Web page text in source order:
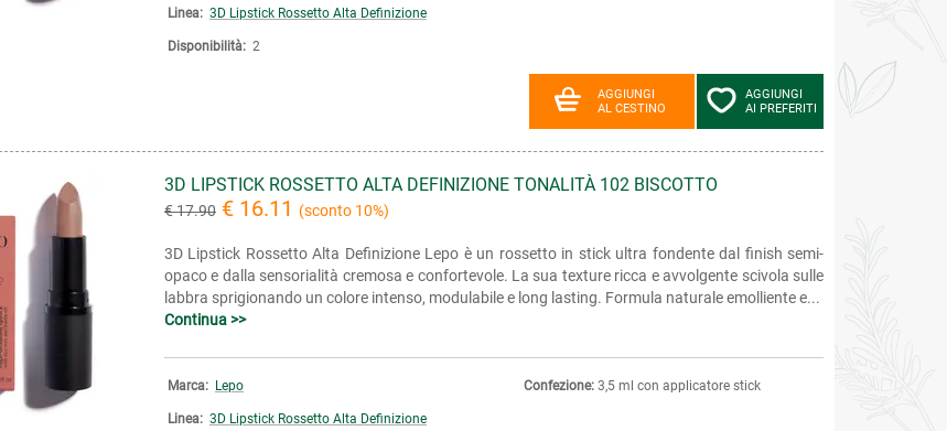
Linea: 3D Lipstick Rossetto Alta Definizione
Disponibilità: 2
AGGIUNGI
AL CESTINO
AGGIUNGI
AI PREFERITI
3D LIPSTICK ROSSETTO ALTA DEFINIZIONE TONALITÀ 102 BISCOTTO
€ 17.90 € 16.11 (sconto 10%)
3D Lipstick Rossetto Alta Definizione Lepo è un rossetto in stick ultra fondente dal finish semi-
opaco e dalla sensorialità cremosa e confortevole. La sua texture ricca e avvolgente scivola sulle
labbra sprigionando un colore intenso, modulabile e long lasting. Formula naturale emolliente e...
Continua >>
Marca: Lepo
Linea: 3D Lipstick Rossetto Alta Definizione
Confezione: 3,5 ml con applicatore stick